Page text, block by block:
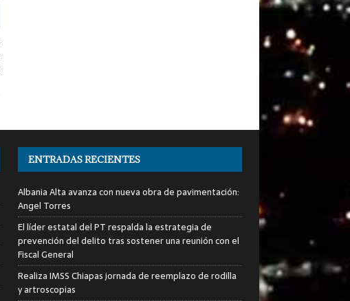
ENTRADAS RECIENTES
Albania Alta avanza con nueva obra de pavimentación:
Angel Torres
El líder estatal del PT respalda la estrategia de
prevención del delito tras sostener una reunión con el
Fiscal General
Realiza IMSS Chiapas jornada de reemplazo de rodilla
y artroscopias